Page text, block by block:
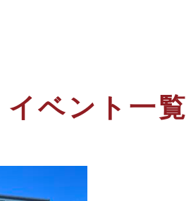
イベント一覧